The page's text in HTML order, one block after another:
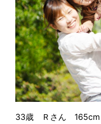
33歳 Ｒさん 165cm